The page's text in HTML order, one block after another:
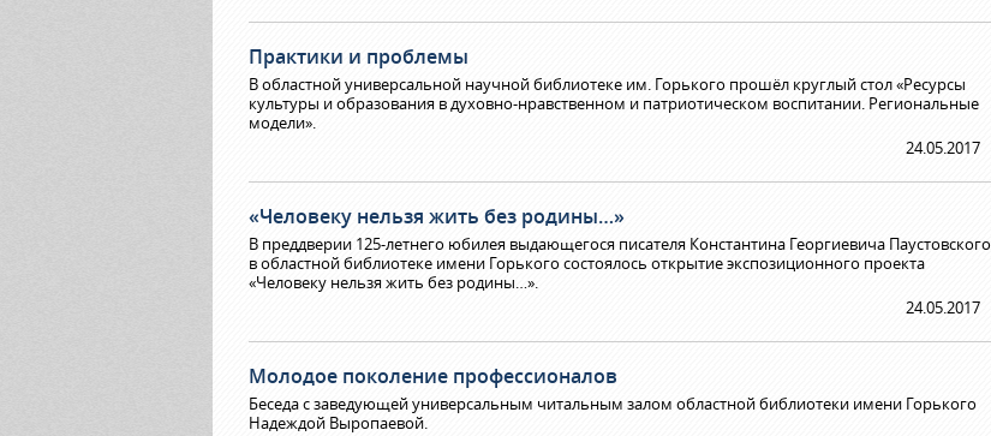
Практики и проблемы
В областной универсальной научной библиотеке им. Горького прошёл круглый стол «Ресурсы
культуры и образования в духовно-нравственном и патриотическом воспитании. Региональные
модели».
24.05.2017
«Человеку нельзя жить без родины…»
В преддверии 125-летнего юбилея выдающегося писателя Константина Георгиевича Паустовского
в областной библиотеке имени Горького состоялось открытие экспозиционного проекта
«Человеку нельзя жить без родины…».
24.05.2017
Молодое поколение профессионалов
Беседа с заведующей универсальным читальным залом областной библиотеки имени Горького
Надеждой Выропаевой.